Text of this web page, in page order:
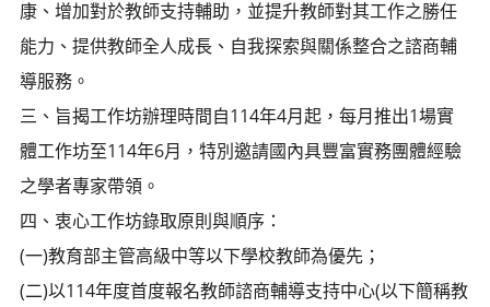
康、增加對於教師支持輔助，並提升教師對其工作之勝任
能力、提供教師全人成長、自我探索與關係整合之諮商輔
導服務。
三、旨揭工作坊辦理時間自114年4月起，每月推出1場實
體工作坊至114年6月，特別邀請國內具豐富實務團體經驗
之學者專家帶領。
四、衷心工作坊錄取原則與順序：
(一)教育部主管高級中等以下學校教師為優先；
(二)以114年度首度報名教師諮商輔導支持中心(以下簡稱教